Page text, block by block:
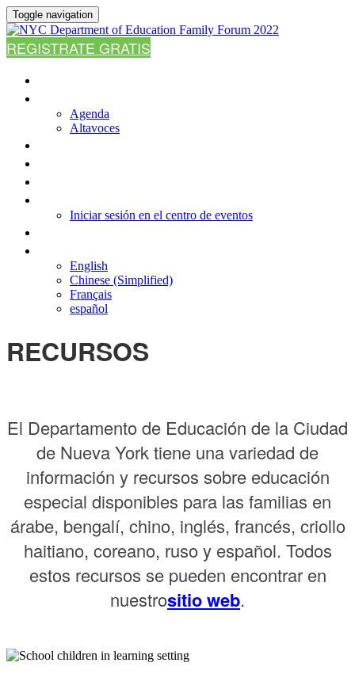
Toggle navigation
REGISTRATE GRATIS
Agenda
Altavoces
Iniciar sesión en el centro de eventos
English
Chinese (Simplified)
Français
español
RECURSOS
El Departamento de Educación de la Ciudad
de Nueva York tiene una variedad de
información y recursos sobre educación
especial disponibles para las familias en
árabe, bengalí, chino, inglés, francés, criollo
haitiano, coreano, ruso y español. Todos
estos recursos se pueden encontrar en
nuestrositio web.